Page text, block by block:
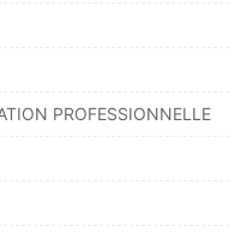
PROFESSIONNELLE